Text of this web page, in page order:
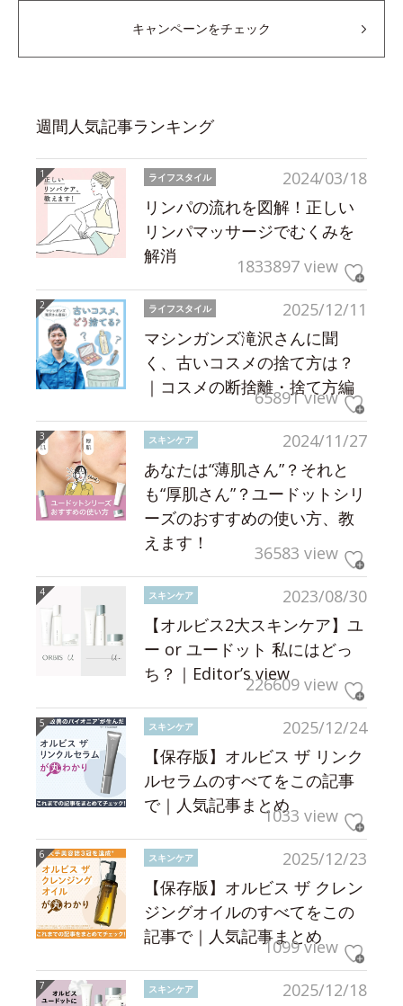
キャンペーンをチェック
週間人気記事ランキング
2024/03/18
ライフスタイル
リンパの流れを図解！正しい
リンパマッサージでむくみを
解消
1833897 view
2025/12/11
ライフスタイル
マシンガンズ滝沢さんに聞
く、古いコスメの捨て方は？
｜コスメの断捨離・捨て方編
65891 view
2024/11/27
スキンケア
あなたは“薄肌さん”？それと
も“厚肌さん”？ユードットシリ
ーズのおすすめの使い方、教
えます！
36583 view
2023/08/30
スキンケア
【オルビス2大スキンケア】ユ
ー or ユードット 私にはどっ
ち？｜Editor’s view226609 view
2025/12/24
スキンケア
【保存版】オルビス ザ リンク
ルセラムのすべてをこの記事
で｜人気記事まとめ1033 view
2025/12/23
スキンケア
【保存版】オルビス ザ クレン
ジングオイルのすべてをこの
記事で｜人気記事まとめ
1099 view
2025/12/18
スキンケア